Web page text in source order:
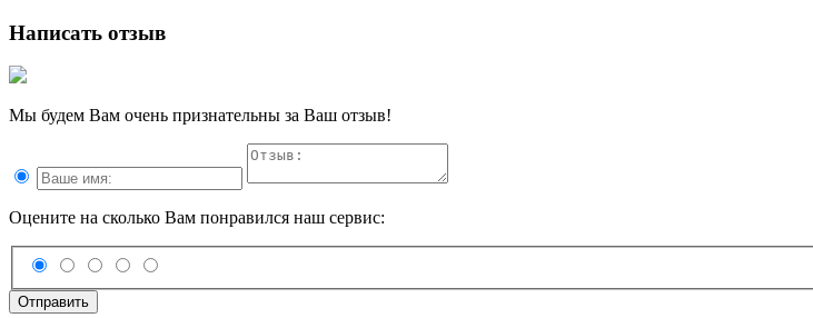
Написать отзыв
Мы будем Вам очень признательны за Ваш отзыв!
Оцените на сколько Вам понравился наш сервис:
Отправить